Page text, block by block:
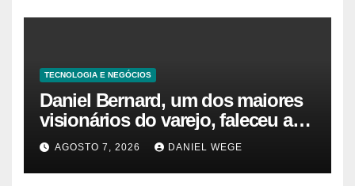
TECNOLOGIA E NEGÓCIOS
Daniel Bernard, um dos maiores
visionários do varejo, faleceu aos
80 anos – Sincovaga Notícias
AGOSTO 7, 2026 DANIEL WEGE